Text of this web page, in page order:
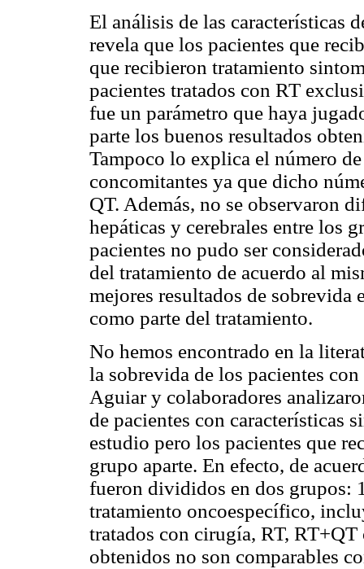
El análisis de las características
revela que los pacientes que
que recibieron tratamiento
pacientes tratados con RT
fue un parámetro que haya
parte los buenos resultados
Tampoco lo explica el número
concomitantes ya que dicho
QT. Además, no se observaron
hepáticas y cerebrales entre los
pacientes no pudo ser
del tratamiento de acuerdo al
mejores resultados de
como parte del tratamiento.
No hemos encontrado en la
la sobrevida de los pacientes
Aguiar y colaboradores
de pacientes con características
estudio pero los pacientes que
grupo aparte. En efecto, de
fueron divididos en dos grupos:
tratamiento oncoespecífico,
tratados con cirugía, RT, RT+QT
obtenidos no son comparables